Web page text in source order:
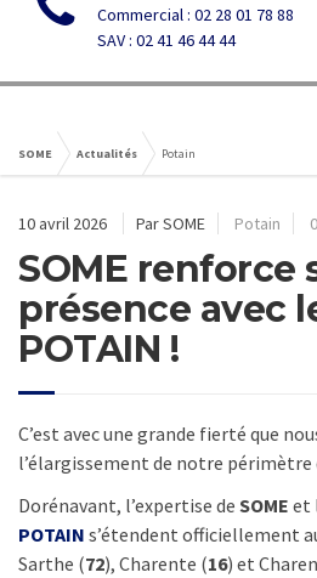
Commercial : 02 28 01 78 88
SAV : 02 41 46 44 44
SOME Actualités Potain
10 avril 2026 Par SOME Potain
SOME renforce
présence avec
POTAIN !
C’est avec une grande fierté que
l’élargissement de notre
Dorénavant, l’expertise de SOME et
POTAIN s’étendent officiellement
Sarthe (72), Charente (16) et